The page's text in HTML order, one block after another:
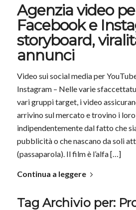
Agenzia video
Facebook e
storyboard,
annunci
Video sui social media per
Instagram – Nelle varie
vari gruppi target, i video
arrivino sul mercato e trovino i
indipendentemente dal fatto che
pubblicità o che nascano da soli
(passaparola). Il film è l’alfa […]
Continua a leggere
Tag Archivio per: